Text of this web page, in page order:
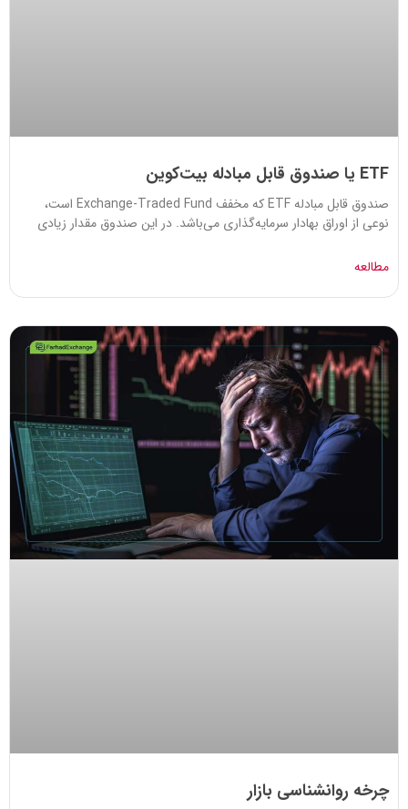
ETF یا صندوق قابل مبادله بیت‌کوین
صندوق قابل مبادله ETF که مخفف Exchange-Traded Fund است،
نوعی از اوراق بهادار سرمایه‌گذاری می‌باشد. در این صندوق مقدار زیادی
مطالعه
چرخه روانشناسی بازار